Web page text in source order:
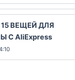
15 ВЕЩЕЙ ДЛЯ
С AliExpress